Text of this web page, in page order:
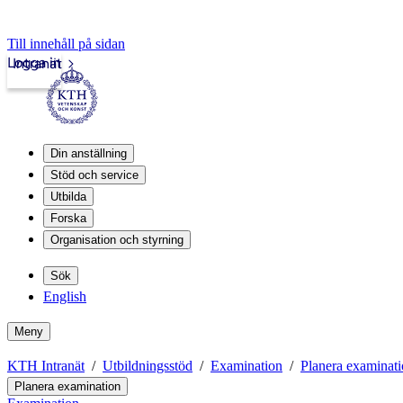
Till innehåll på sidan
Intranät
Logga in
Din anställning
Stöd och service
Utbilda
Forska
Organisation och styrning
Sök
English
Meny
KTH Intranät Utbildningsstöd Examination Planera
Planera examination